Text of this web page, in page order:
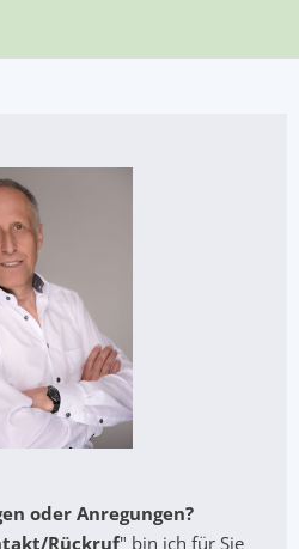
oder Anregungen?
Rückruf" bin ich für Sie